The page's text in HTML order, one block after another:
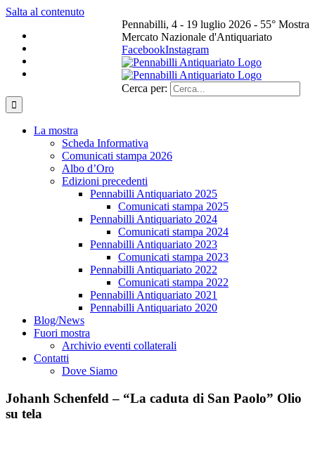
Salta al contenuto
Pennabilli, 4 - 19 luglio 2026 - 55° Mostra
Mercato Nazionale d'Antiquariato
FacebookInstagram
Cerca per:
La mostra
Scheda Informativa
Comunicati stampa 2026
Albo d’Oro
Edizioni precedenti
Pennabilli Antiquariato 2025
Comunicati stampa 2025
Pennabilli Antiquariato 2024
Comunicati stampa 2024
Pennabilli Antiquariato 2023
Comunicati stampa 2023
Pennabilli Antiquariato 2022
Comunicati stampa 2022
Pennabilli Antiquariato 2021
Pennabilli Antiquariato 2020
Blog/News
Fuori mostra
Archivio eventi collaterali
Contatti
Dove Siamo
Johanh Schenfeld – “La caduta di San Paolo” Olio
su tela